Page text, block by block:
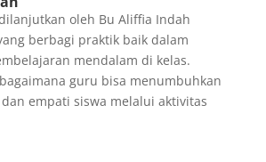
oleh Bu Aliffia Indah
berbagi praktik baik dalam
mendalam di kelas.
guru bisa menumbuhkan
empati siswa melalui aktivitas